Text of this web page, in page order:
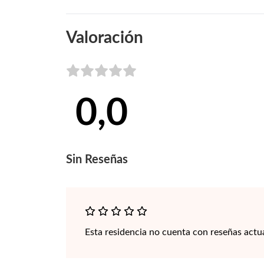
Valoración
0,0
Sin Reseñas
Esta residencia no cuenta con reseñas